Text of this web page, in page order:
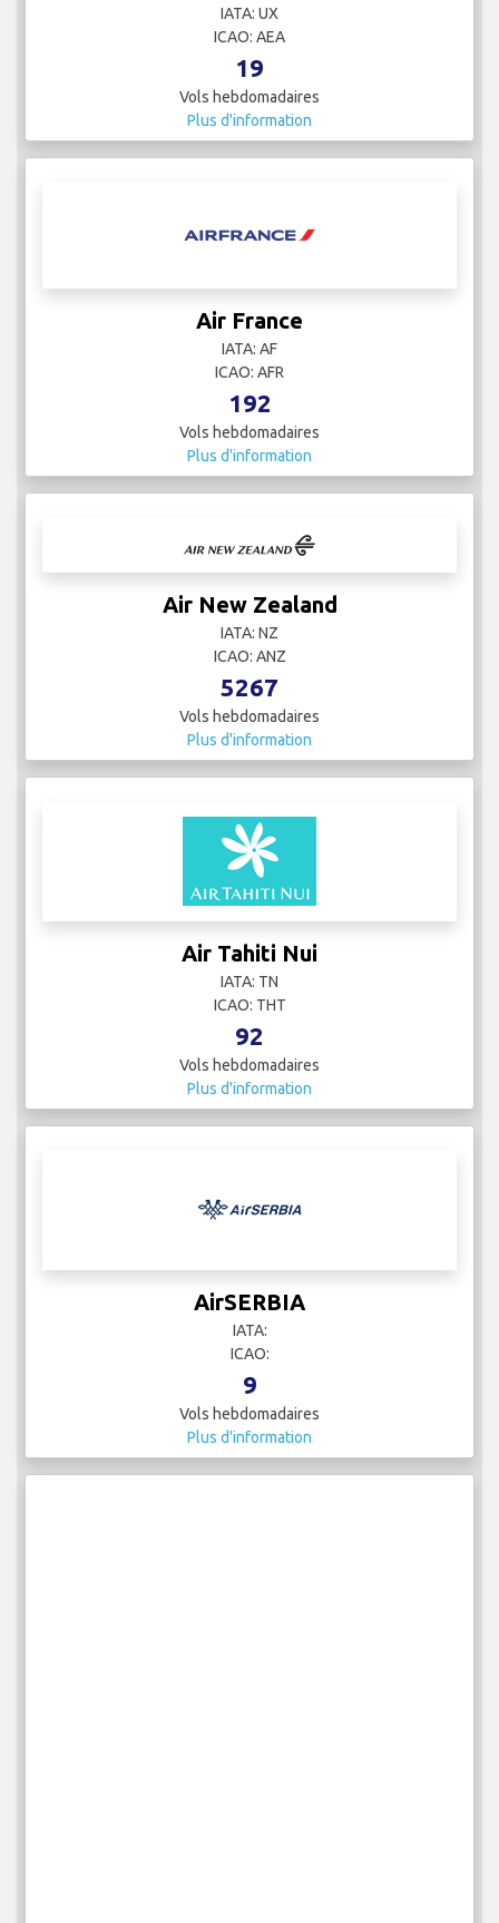
IATA: UX
ICAO: AEA
19
Vols hebdomadaires
Plus d'information
Air France
IATA: AF
ICAO: AFR
192
Vols hebdomadaires
Plus d'information
Air New Zealand
IATA: NZ
ICAO: ANZ
5267
Vols hebdomadaires
Plus d'information
Air Tahiti Nui
IATA: TN
ICAO: THT
92
Vols hebdomadaires
Plus d'information
AirSERBIA
IATA:
ICAO:
9
Vols hebdomadaires
Plus d'information